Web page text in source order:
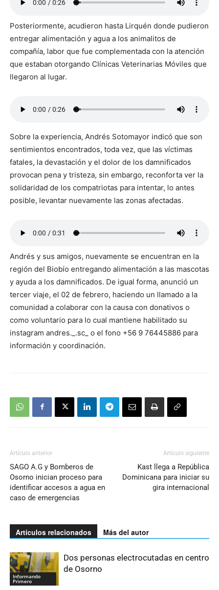
Posteriormente, acudieron hasta Lirquén donde pudieron
entregar alimentación y agua a los animalitos de
compañía, labor que fue complementada con la atención
que estaban otorgando Clínicas Veterinarias Móviles que
llegaron al lugar.
Sobre la experiencia, Andrés Sotomayor indicó que son
sentimientos encontrados, toda vez, que las víctimas
fatales, la devastación y el dolor de los damnificados
provocan pena y tristeza, sin embargo, reconforta ver la
solidaridad de los compatriotas para intentar, lo antes
posible, levantar nuevamente las zonas afectadas.
Andrés y sus amigos, nuevamente se encuentran en la
región del Biobío entregando alimentación a las mascotas
y ayuda a los damnificados. De igual forma, anunció un
tercer viaje, el 02 de febrero, haciendo un llamado a la
comunidad a colaborar con la causa con donativos o
como voluntario para lo cual mantiene habilitado su
instagram andres._.sc_ o el fono +56 9 76445886 para
información y coordinación.
Artículo anterior
SAGO A.G y Bomberos de
Osorno inician proceso para
identificar accesos a agua en
caso de emergencias
Artículo siguiente
Kast llega a República
Dominicana para iniciar su
gira internacional
Artículos relacionados Más del autor
Informando
Primero
Dos personas electrocutadas en centro
de Osorno